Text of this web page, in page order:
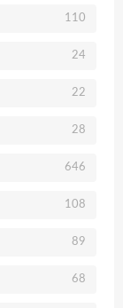
110
24
22
28
646
108
89
68